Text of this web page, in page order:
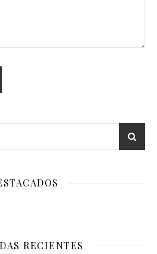
RECIENTES